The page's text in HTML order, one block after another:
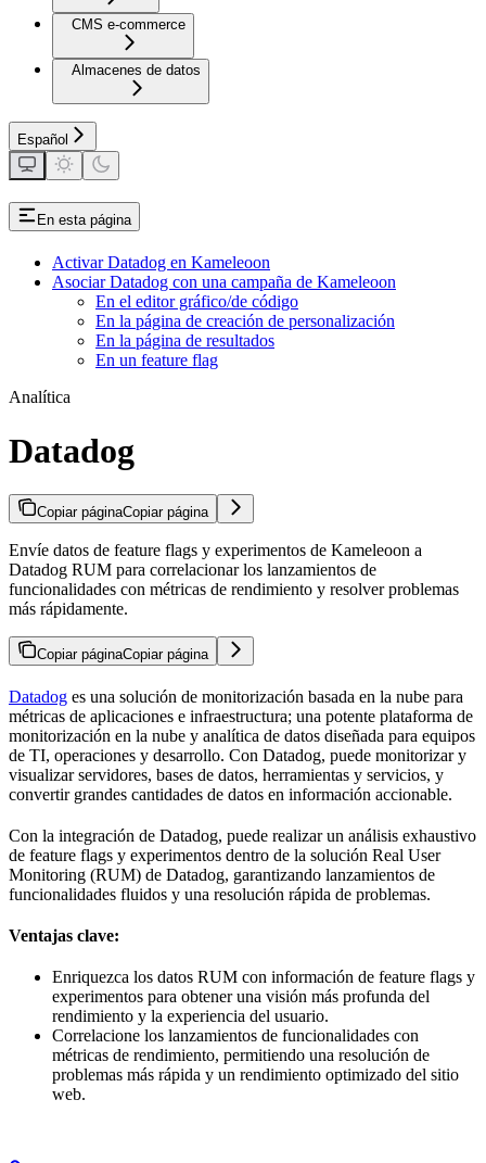
CMS e-commerce
Almacenes de datos
Español
En esta página
Activar Datadog en Kameleoon
Asociar Datadog con una campaña de Kameleoon
En el editor gráfico/de código
En la página de creación de personalización
En la página de resultados
En un feature flag
Analítica
Datadog
Copiar páginaCopiar página
Envíe datos de feature flags y experimentos de Kameleoon a
Datadog RUM para correlacionar los lanzamientos de
funcionalidades con métricas de rendimiento y resolver problemas
más rápidamente.
Copiar páginaCopiar página
Datadog es una solución de monitorización basada en la nube para
métricas de aplicaciones e infraestructura; una potente plataforma de
monitorización en la nube y analítica de datos diseñada para equipos
de TI, operaciones y desarrollo. Con Datadog, puede monitorizar y
visualizar servidores, bases de datos, herramientas y servicios, y
convertir grandes cantidades de datos en información accionable.
Con la integración de Datadog, puede realizar un análisis exhaustivo
de feature flags y experimentos dentro de la solución Real User
Monitoring (RUM) de Datadog, garantizando lanzamientos de
funcionalidades fluidos y una resolución rápida de problemas.
Ventajas clave:
Enriquezca los datos RUM con información de feature flags y
experimentos para obtener una visión más profunda del
rendimiento y la experiencia del usuario.
Correlacione los lanzamientos de funcionalidades con
métricas de rendimiento, permitiendo una resolución de
problemas más rápida y un rendimiento optimizado del sitio
web.